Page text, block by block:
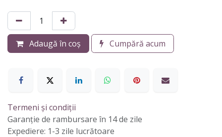
Adaugă în coș Cumpără acum
Termeni și condiții
Garanție de rambursare în 14 de zile
Expediere: 1-3 zile lucrătoare